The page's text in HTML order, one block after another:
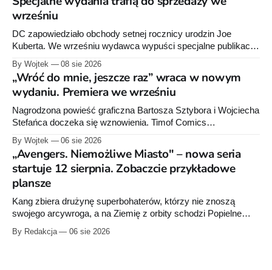
wrześniu
DC zapowiedziało obchody setnej rocznicy urodzin Joe
Kuberta. We wrześniu wydawca wypuści specjalne publikacje
poświęcone twórcy „Sgt. Rocka”, z których dwie trafią do
sprzedaży niemal dokładnie w dniu jego urodzin.
By Wojtek 08 sie 2026
„Wróć do mnie, jeszcze raz” wraca w nowym
wydaniu. Premiera we wrześniu
Nagrodzona powieść graficzna Bartosza Sztybora i Wojciecha
Stefańca doczeka się wznowienia. Timof Comics
przygotowuje nową edycję albumu „Wróć do mnie, jeszcze
raz”, którego pierwsze wydanie ukazało się w 2015 roku.
By Wojtek 06 sie 2026
„Avengers. Niemożliwe Miasto" – nowa seria
startuje 12 sierpnia. Zobaczcie przykładowe
plansze
Kang zbiera drużynę superbohaterów, którzy nie znoszą
swojego arcywroga, a na Ziemię z orbity schodzi Popielne
Przymierze z królem Arturem na czele. Pierwszy tom nowej
serii Avengers autorstwa Jeda MacKaya trafia do sklepów 12
By Redakcja 06 sie 2026